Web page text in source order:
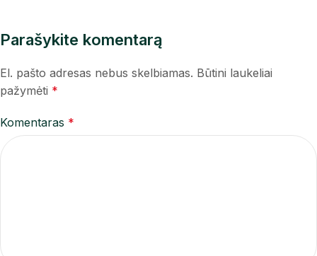
Parašykite komentarą
El. pašto adresas nebus skelbiamas. Būtini laukeliai
pažymėti *
Komentaras *